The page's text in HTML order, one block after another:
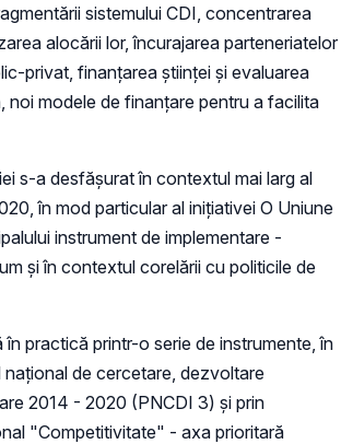
sistemului CDI, concentrarea
alocării lor, încurajarea parteneriatelor
privat, finanţarea ştiinţei şi evaluarea
noi modele de finanţare pentru a facilita
s-a desfăşurat în contextul mai larg al
în mod particular al iniţiativei O Uniune
instrument de implementare -
şi în contextul corelării cu politicile de
în practică printr-o serie de instrumente, în
naţional de cercetare, dezvoltare
2014 - 2020 (PNCDI 3) şi prin
"Competitivitate" - axa prioritară